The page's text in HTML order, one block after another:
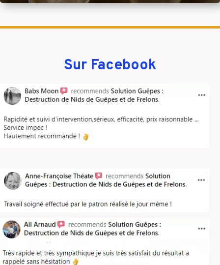
Sur Facebook